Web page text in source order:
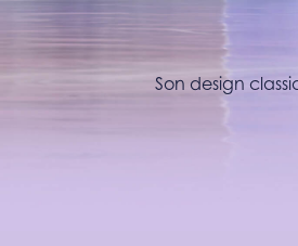
Son design